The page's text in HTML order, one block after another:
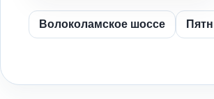
Волоколамское шоссе